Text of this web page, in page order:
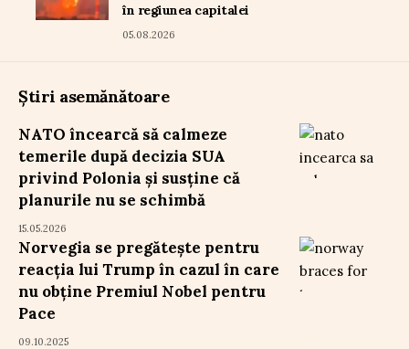
în regiunea capitalei
05.08.2026
Știri asemănătoare
NATO încearcă să calmeze
temerile după decizia SUA
privind Polonia și susține că
planurile nu se schimbă
15.05.2026
Norvegia se pregătește pentru
reacția lui Trump în cazul în care
nu obține Premiul Nobel pentru
Pace
09.10.2025